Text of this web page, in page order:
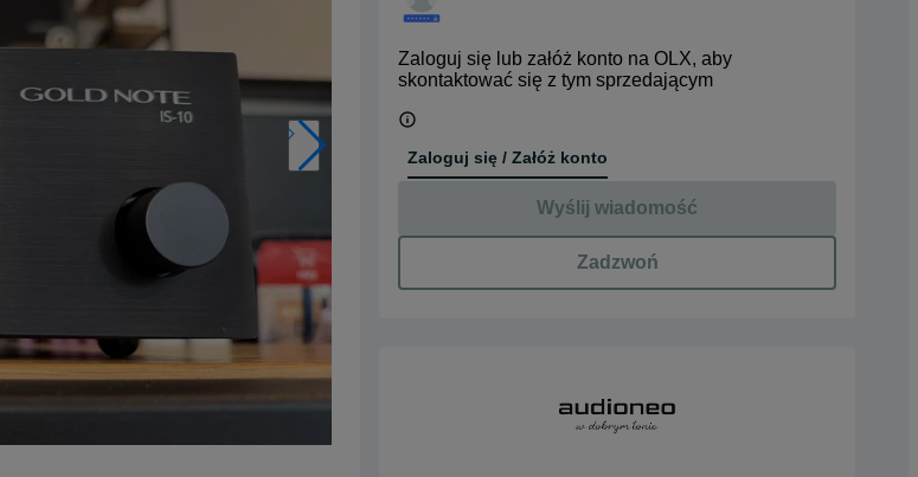
Zaloguj się lub załóż konto na OLX, aby
skontaktować się z tym sprzedającym
Zaloguj się / Załóż konto
Wyślij wiadomość
Zadzwoń